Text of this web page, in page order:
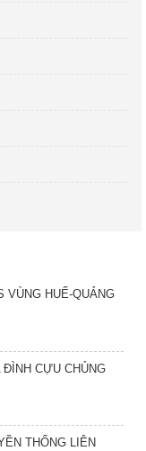
VÙNG HUẾ-QUẢNG
ĐÌNH CỰU CHỦNG
THỐNG LIÊN